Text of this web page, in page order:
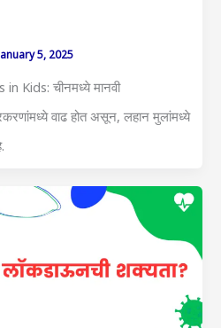
5, 2025
Kids: चीनमध्ये मानवी
वाढ होत असून, लहान मुलांमध्ये